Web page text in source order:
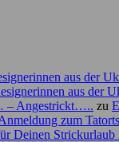
aus der
aus der
– Angestrickt….. zu
zum
Deinen Strickurlaub